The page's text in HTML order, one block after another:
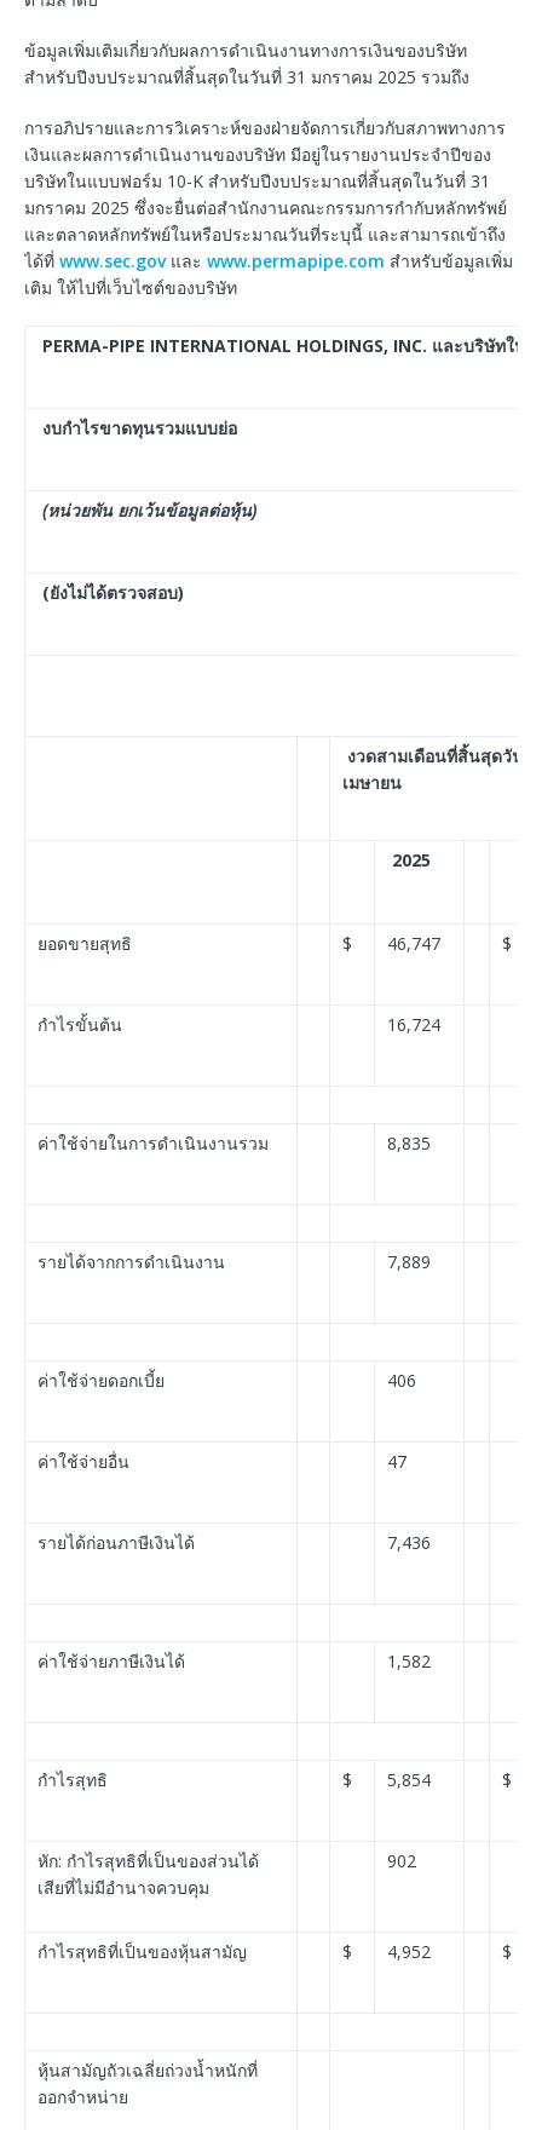
ข้อมูลเพิ่มเติมเกี่ยวกับผลการดำเนินงานทางการเงินของบริษัท
สำหรับปีงบประมาณที่สิ้นสุดในวันที่ 31 มกราคม 2025 รวมถึง
การอภิปรายและการวิเคราะห์ของฝ่ายจัดการเกี่ยวกับสภาพทางการ
เงินและผลการดำเนินงานของบริษัท มีอยู่ในรายงานประจำปีของ
บริษัทในแบบฟอร์ม 10-K สำหรับปีงบประมาณที่สิ้นสุดในวันที่ 31
มกราคม 2025 ซึ่งจะยื่นต่อสำนักงานคณะกรรมการกำกับหลักทรัพย์
และตลาดหลักทรัพย์ในหรือประมาณวันที่ระบุนี้ และสามารถเข้าถึง
ได้ที่ www.sec.govและ www.permapipe.com สำหรับข้อมูลเพิ่ม
เติม ให้ไปที่เว็บไซต์ของบริษัท
PERMA-PIPE INTERNATIONAL HOLDINGS, INC. และบริษัทในเ
งบกำไรขาดทุนรวมแบบย่อ
(หน่วยพัน ยกเว้นข้อมูลต่อหุ้น)
(ยังไม่ได้ตรวจสอบ)
งวดสามเดือนที่สิ้นสุดวันที่
เมษายน
2025
ยอดขายสุทธิ $ 46,747 $
กำไรขั้นต้น 16,724
ค่าใช้จ่ายในการดำเนินงานรวม 8,835
รายได้จากการดำเนินงาน 7,889
ค่าใช้จ่ายดอกเบี้ย 406
ค่าใช้จ่ายอื่น 47
รายได้ก่อนภาษีเงินได้ 7,436
ค่าใช้จ่ายภาษีเงินได้ 1,582
กำไรสุทธิ $ 5,854 $
หัก: กำไรสุทธิที่เป็นของส่วนได้
เสียที่ไม่มีอำนาจควบคุม
902
กำไรสุทธิที่เป็นของหุ้นสามัญ $ 4,952 $
หุ้นสามัญถัวเฉลี่ยถ่วงน้ำหนักที่
ออกจำหน่าย